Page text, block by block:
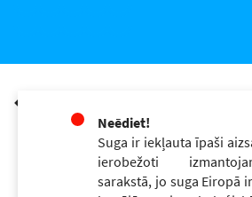
Neēdiet!
Suga ir iekļauta īpaši
ierobežoti
sarakstā, jo suga Eiropā